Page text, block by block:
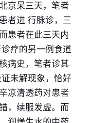
京呆三天，笔者
者进 行脉诊，三
患者在此三天内
疗的另一例食道
病史，笔者诊其
未解现象，恰好
凉清透药对患者
，续服发虚。而